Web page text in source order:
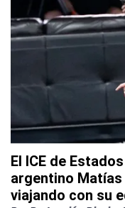
El ICE de
argentino
viajando con su